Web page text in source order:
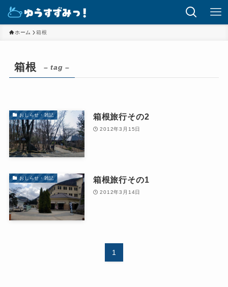
ホーム 箱根
箱根 – tag –
おしらせ・雑記 箱根旅行その2
2012年3月15日
おしらせ・雑記 箱根旅行その1
2012年3月14日
1